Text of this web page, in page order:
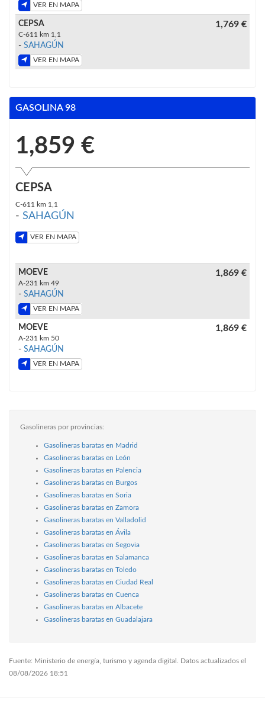
VER EN MAPA
CEPSA
C-611 km 1,1
- SAHAGÚN
VER EN MAPA
1,769 €
GASOLINA 98
1,859 €
CEPSA
C-611 km 1,1
- SAHAGÚN
VER EN MAPA
MOEVE
A-231 km 49
- SAHAGÚN
VER EN MAPA
1,869 €
MOEVE
A-231 km 50
- SAHAGÚN
VER EN MAPA
1,869 €
Gasolineras por provincias:
Gasolineras baratas en Madrid
Gasolineras baratas en León
Gasolineras baratas en Palencia
Gasolineras baratas en Burgos
Gasolineras baratas en Soria
Gasolineras baratas en Zamora
Gasolineras baratas en Valladolid
Gasolineras baratas en Ávila
Gasolineras baratas en Segovia
Gasolineras baratas en Salamanca
Gasolineras baratas en Toledo
Gasolineras baratas en Ciudad Real
Gasolineras baratas en Cuenca
Gasolineras baratas en Albacete
Gasolineras baratas en Guadalajara
Fuente: Ministerio de energía, turismo y agenda digital. Datos actualizados el
08/08/2026 18:51